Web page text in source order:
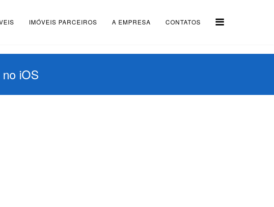
IMÓVEIS PARCEIROS A EMPRESA CONTATOS
iOS